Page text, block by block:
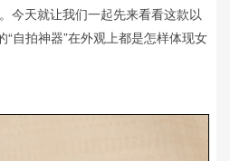
今天就让我们一起先来看看这款以
“自拍神器”在外观上都是怎样体现女